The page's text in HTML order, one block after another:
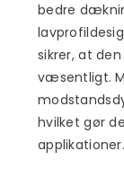
bedre
sikrer, at
væsentligt.
hvilket gør
applikationer.